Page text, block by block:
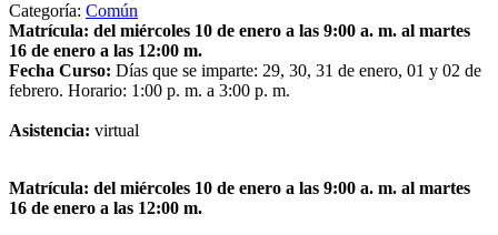
Categoría: Común
Matrícula: del miércoles 10 de enero a las 9:00 a. m. al martes
16 de enero a las 12:00 m.
Fecha Curso: Días que se imparte: 29, 30, 31 de enero, 01 y 02 de
febrero. Horario: 1:00 p. m. a 3:00 p. m.
Asistencia: virtual
Matrícula: del miércoles 10 de enero a las 9:00 a. m. al martes
16 de enero a las 12:00 m.